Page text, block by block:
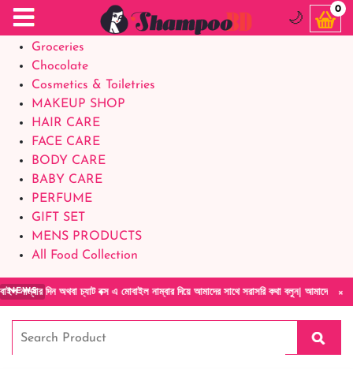
Food Supplements
Baby Foods
Groceries
Chocolate
Cosmetics & Toiletries
MAKEUP SHOP
HAIR CARE
FACE CARE
BODY CARE
BABY CARE
PERFUME
GIFT SET
MENS PRODUCTS
All Food Collection
×
NEWSচ্যাট বক্স এ মোবাইল নাম্বার দিয়ে আমাদের সাথে সরাসরি কথা বলুন| আমাদের যেকোনো পণ্য
🌙
0